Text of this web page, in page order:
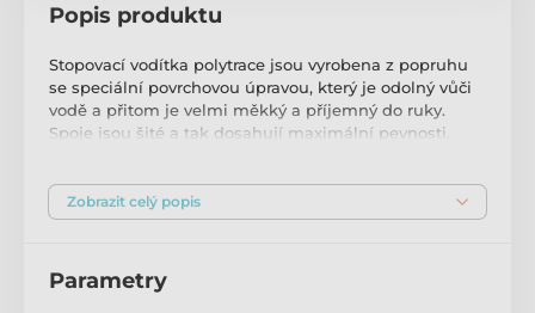
Popis produktu
Stopovací vodítka polytrace jsou vyrobena z popruhu
se speciální povrchovou úpravou, který je odolný vůči
vodě a přitom je velmi měkký a příjemný do ruky.
Spoje jsou šité a tak dosahují maximální pevnosti.
Materiál: polytrace
Detail materiálu:
Zobrazit celý popis
Parametry